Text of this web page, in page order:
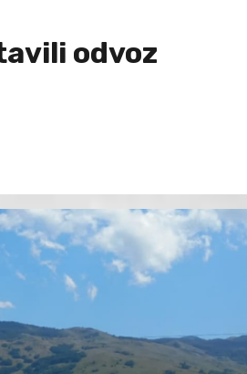
odvoz